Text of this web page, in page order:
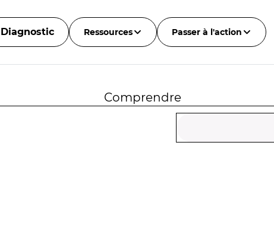
Diagnostic Ressources Passer à l'action
Comprendre